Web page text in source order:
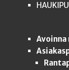
Avoinna